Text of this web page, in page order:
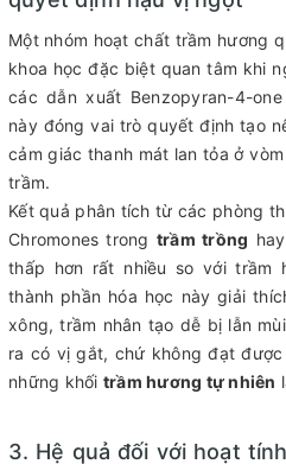
Một nhóm hoạt chất trầm hương
khoa học đặc biệt quan tâm khi
các dẫn xuất Benzopyran-4-
này đóng vai trò quyết định tạo
cảm giác thanh mát lan tỏa ở
trầm.
Kết quả phân tích từ các phòng
Chromones trong trầm trồng
thấp hơn rất nhiều so với trầm
thành phần hóa học này giải
xông, trầm nhân tạo dễ bị lẫn
ra có vị gắt, chứ không đạt
những khối trầm hương tự nhiên
3. Hệ quả đối với hoạt